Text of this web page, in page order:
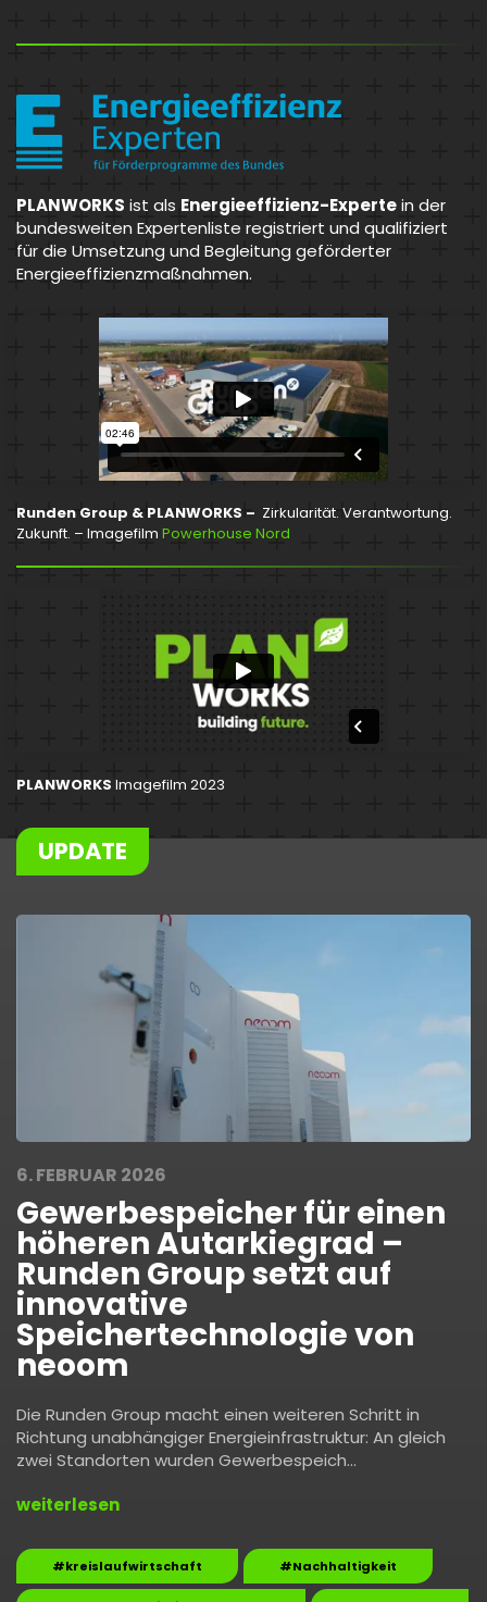
PLANWORKS ist als Energieeffizienz-Expertein der
bundesweiten Expertenliste registriert und qualifiziert
für die Umsetzung und Begleitung geförderter
Energieeffizienzmaßnahmen.
Runden Group & PLANWORKS – Zirkularität. Verantwortung.
Zukunft. – Imagefilm Powerhouse Nord
PLANWORKS Imagefilm 2023
UPDATE
6. FEBRUAR 2026
Gewerbespeicher für einen
höheren Autarkiegrad –
Runden Group setzt auf
innovative
Speichertechnologie von
neoom
Die Runden Group macht einen weiteren Schritt in
Richtung unabhängiger Energieinfrastruktur: An gleich
zwei Standorten wurden Gewerbespeich…
weiterlesen
#kreislaufwirtschaft #Nachhaltigkeit